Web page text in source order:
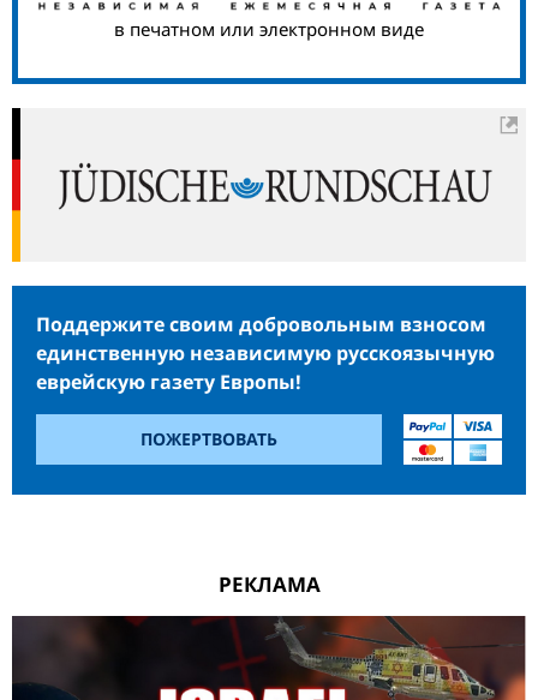
в печатном или электронном виде
Поддержите своим добровольным взносом
единственную независимую русскоязычную
еврейскую газету Европы!
ПОЖЕРТВОВАТЬ
РЕКЛАМА